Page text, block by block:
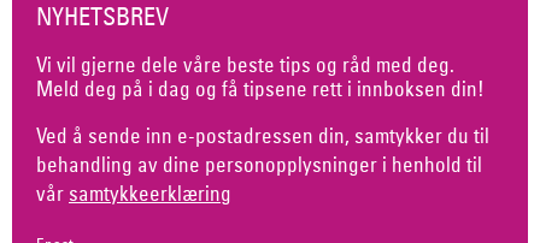
NYHETSBREV
Vi vil gjerne dele våre beste tips og råd med deg.
Meld deg på i dag og få tipsene rett i innboksen din!
Ved å sende inn e-postadressen din, samtykker du til
behandling av dine personopplysninger i henhold til
vår samtykkeerklæring